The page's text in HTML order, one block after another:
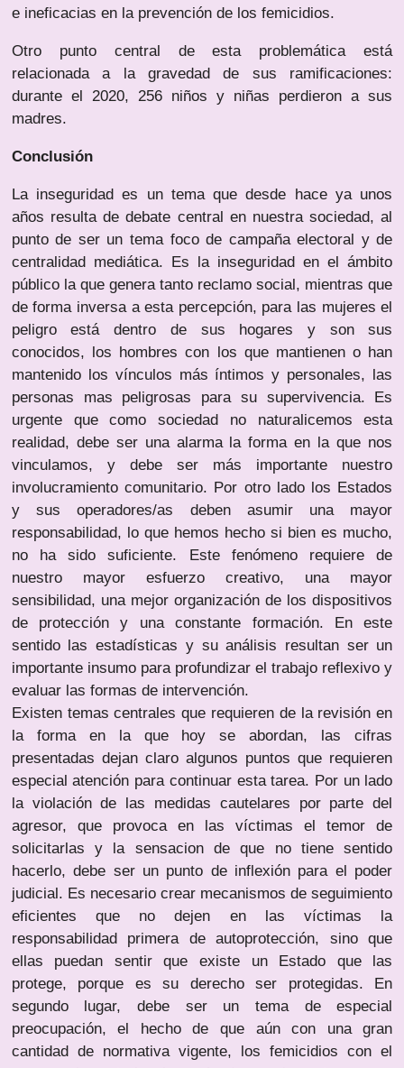
e ineficacias en la prevención de los femicidios.
Otro punto central de esta problemática está
relacionada a la gravedad de sus ramificaciones:
durante el 2020, 256 niños y niñas perdieron a sus
madres.
Conclusión
La inseguridad es un tema que desde hace ya unos
años resulta de debate central en nuestra sociedad, al
punto de ser un tema foco de campaña electoral y de
centralidad mediática. Es la inseguridad en el ámbito
público la que genera tanto reclamo social, mientras que
de forma inversa a esta percepción, para las mujeres el
peligro está dentro de sus hogares y son sus
conocidos, los hombres con los que mantienen o han
mantenido los vínculos más íntimos y personales, las
personas mas peligrosas para su supervivencia. Es
urgente que como sociedad no naturalicemos esta
realidad, debe ser una alarma la forma en la que nos
vinculamos, y debe ser más importante nuestro
involucramiento comunitario. Por otro lado los Estados
y sus operadores/as deben asumir una mayor
responsabilidad, lo que hemos hecho si bien es mucho,
no ha sido suficiente. Este fenómeno requiere de
nuestro mayor esfuerzo creativo, una mayor
sensibilidad, una mejor organización de los dispositivos
de protección y una constante formación. En este
sentido las estadísticas y su análisis resultan ser un
importante insumo para profundizar el trabajo reflexivo y
evaluar las formas de intervención.
Existen temas centrales que requieren de la revisión en
la forma en la que hoy se abordan, las cifras
presentadas dejan claro algunos puntos que requieren
especial atención para continuar esta tarea. Por un lado
la violación de las medidas cautelares por parte del
agresor, que provoca en las víctimas el temor de
solicitarlas y la sensacion de que no tiene sentido
hacerlo, debe ser un punto de inflexión para el poder
judicial. Es necesario crear mecanismos de seguimiento
eficientes que no dejen en las víctimas la
responsabilidad primera de autoprotección, sino que
ellas puedan sentir que existe un Estado que las
protege, porque es su derecho ser protegidas. En
segundo lugar, debe ser un tema de especial
preocupación, el hecho de que aún con una gran
cantidad de normativa vigente, los femicidios con el